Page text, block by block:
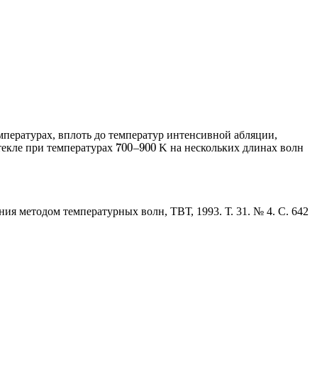
вплоть до температур интенсивной абляции,
при температурах 700
700–900
900 K на нескольких длинах волн
методом температурных волн, ТВТ, 1993. Т. 31. № 4. С. 642